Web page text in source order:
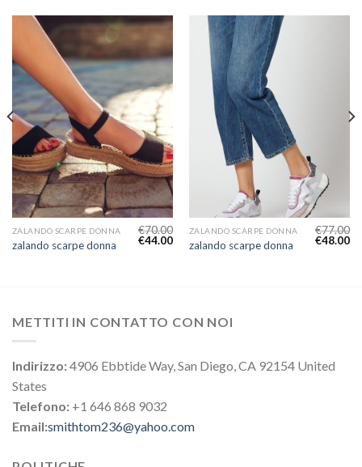
ZALANDO SCARPE DONNA
zalando scarpe donna
€70.00
€44.00
ZALANDO SCARPE DONNA
zalando scarpe donna
€77.00
€48.00
METTITI IN CONTATTO CON NOI
Indirizzo:4906 Ebbtide Way, San Diego, CA 92154 United
States
Telefono: +1 646 868 9032
Email:smithtom236@yahoo.com